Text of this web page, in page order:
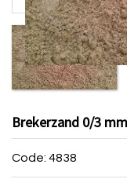
Brekerzand 0/3 mm
Code: 4838